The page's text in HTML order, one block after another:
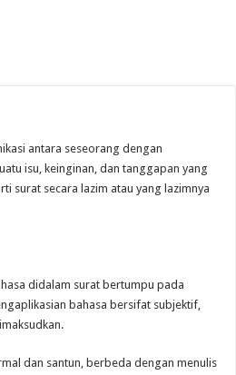
antara seseorang dengan
isu, keinginan, dan tanggapan yang
surat secara lazim atau yang lazimnya
didalam surat bertumpu pada
bahasa bersifat subjektif,
dan santun, berbeda dengan menulis